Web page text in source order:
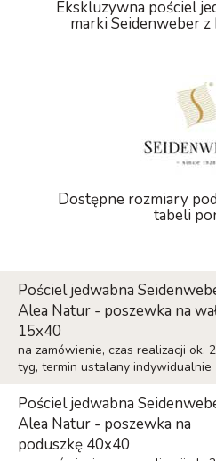
Ekskluzywna pościel
marki Seidenweber z
Dostępne rozmiary
tabeli
Pościel jedwabna
Alea Natur - poszewka na
15x40
na zamówienie, czas realizacji ok.
tyg, termin ustalany indywidualnie
Pościel jedwabna
Alea Natur - poszewka na
poduszkę 40x40